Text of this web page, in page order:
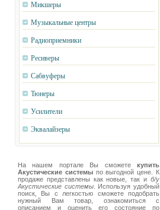
Микшеры
Музыкальные центры
Радиоприемники
Ресиверы
Сабвуферы
Тюнеры
Усилители
Эквалайзеры
На нашем портале Вы сможете купить
Акустические системыпо выгодной цене. К
продаже представлены как новые, так и б/у
Акустические системы. Используя удобный
поиск, Вы с легкостью сможете подобрать
нужный Вам товар, ознакомиться с
описанием и оценить его состояние по